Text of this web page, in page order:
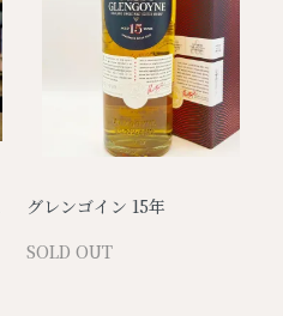
グレンゴイン 15年
SOLD OUT